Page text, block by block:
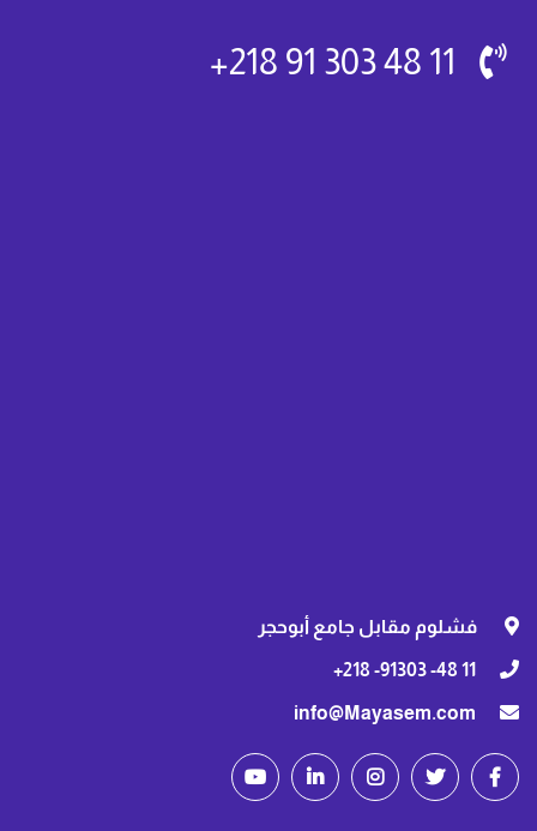
11 48 303 91 218+
فشلوم مقابل جامع أبوحجر
11 48- 91303- 218+
info@Mayasem.com